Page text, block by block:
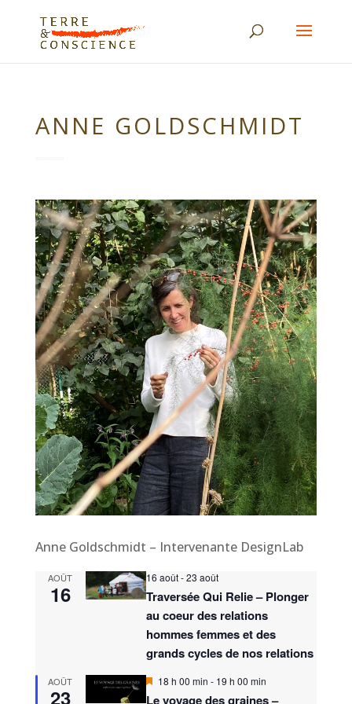
ANNE GOLDSCHMIDT
Anne Goldschmidt – Intervenante DesignLab
AOÛT
16
16 août-23 août
Traversée Qui Relie – Plonger
au coeur des relations
hommes femmes et des
grands cycles de nos relations
AOÛT
23
M
18 h 00 min - 19 h 00 min
Le voyage des graines –